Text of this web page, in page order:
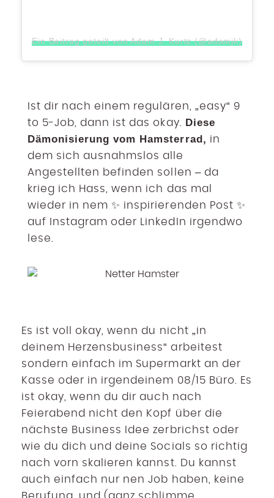
Ein Beitrag geteilt von Adam J. Kurtz (@adamjk)
Ist dir nach einem regulären, „easy“ 9
to 5-Job, dann ist das okay. Diese
Dämonisierung vom Hamsterrad, in
dem sich ausnahmslos alle
Angestellten befinden sollen – da
krieg ich Hass, wenn ich das mal
wieder in nem ✨ inspirierenden Post ✨
auf Instagram oder LinkedIn irgendwo
lese.
Es ist voll okay, wenn du nicht „in
deinem Herzensbusiness“ arbeitest
sondern einfach im Supermarkt an der
Kasse oder in irgendeinem 08/15 Büro. Es
ist okay, wenn du dir auch nach
Feierabend nicht den Kopf über die
nächste Business Idee zerbrichst oder
wie du dich und deine Socials so richtig
nach vorn skalieren kannst. Du kannst
auch einfach nur nen Job haben, keine
Berufung, und (ganz schlimme